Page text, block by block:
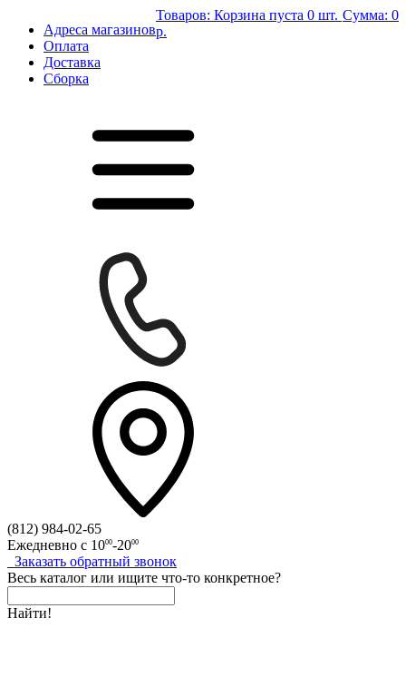
Адреса магазинов
Оплата
Доставка
Сборка
Товаров: Корзина пуста 0 шт. Сумма: 0
р.
(812) 984-02-65
Ежедневно с 1000-2000
Заказать обратный звонок
Весь каталог или ищите что-то конкретное?
Найти!